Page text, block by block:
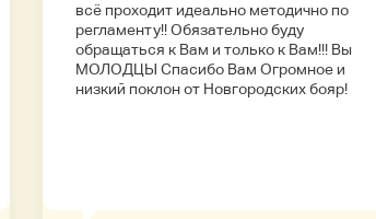
всё проходит идеально методично по
регламенту!! Обязательно буду
обращаться к Вам и только к Вам!!! Вы
МОЛОДЦЫ Спасибо Вам Огромное и
низкий поклон от Новгородских бояр!